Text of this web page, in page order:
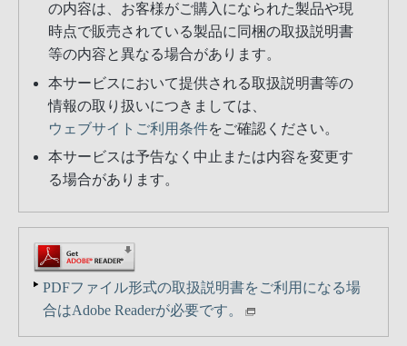
の内容は、お客様がご購入になられた製品や現
時点で販売されている製品に同梱の取扱説明書
等の内容と異なる場合があります。
本サービスにおいて提供される取扱説明書等の
情報の取り扱いにつきましては、
ウェブサイトご利用条件をご確認ください。
本サービスは予告なく中止または内容を変更す
る場合があります。
PDFファイル形式の取扱説明書をご利用になる場
合はAdobe Readerが必要です。